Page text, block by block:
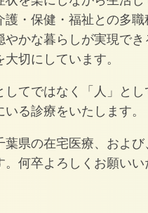
護・保健・福祉との多
やかな暮らしが実現で
切にしています。
してではなく「人」と
る診療をいたします。
葉県の在宅医療、およ
。何卒よろしくお願いい